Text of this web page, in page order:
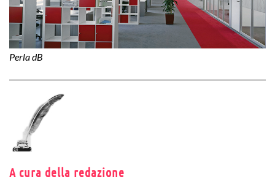
Perla dB
A cura della redazione